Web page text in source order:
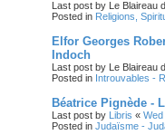
Last post by Le Blaireau
Posted in Religions,
Elfor Georges
Indoch
Last post by Le Blaireau
Posted in Introuvables -
Béatrice Pignède -
Last post by Libris «
Posted in Judaïsme -